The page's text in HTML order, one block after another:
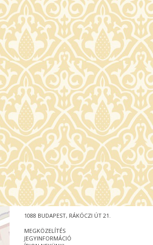
1088 BUDAPEST, RÁKÓCZI ÚT 21.
MEGKÖZELÍTÉS
JEGYINFORMÁCIÓ